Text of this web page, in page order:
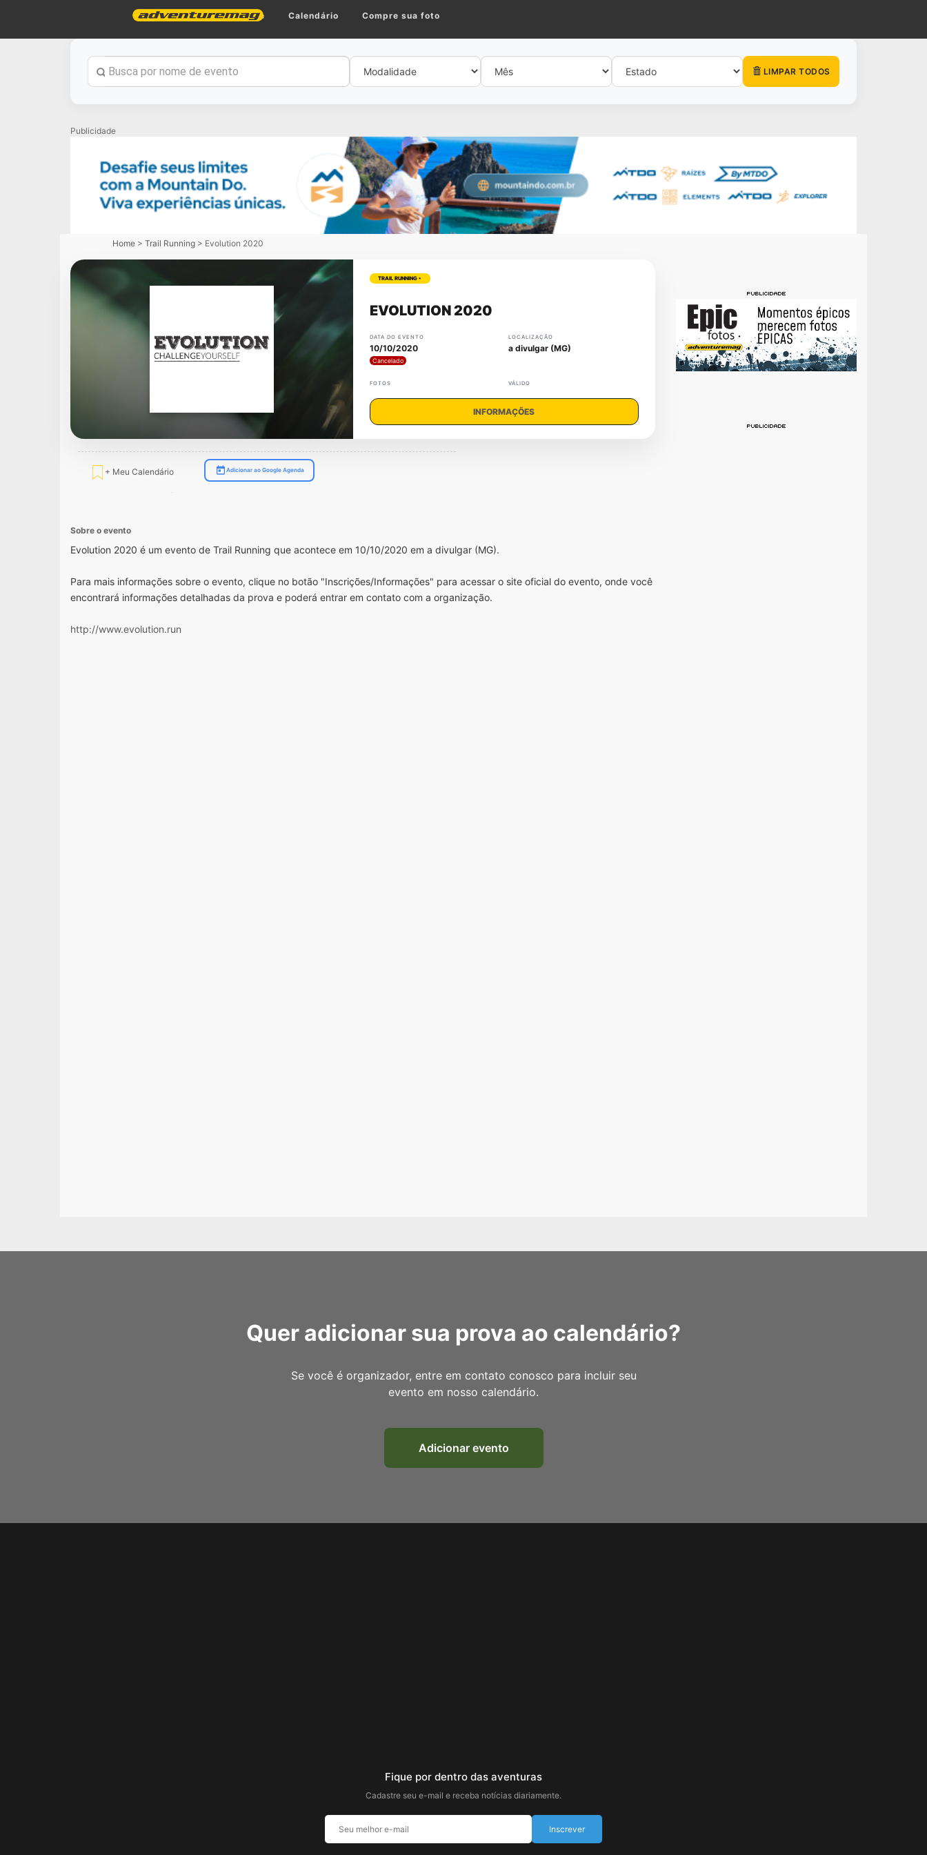
Home Calendário Compre sua foto
LIMPAR TODOS
Publicidade
Home > Trail Running > Evolution 2020
TRAIL RUNNING •
EVOLUTION 2020
DATA DO EVENTO
10/10/2020
Cancelado
LOCALIZAÇÃO
a divulgar (MG)
FOTOS VÁLIDO
INFORMAÇÕES
+ Meu Calendário Adicionar ao Google Agenda
Sobre o evento
Evolution 2020 é um evento de Trail Running que acontece em 10/10/2020 em a divulgar (MG).
Para mais informações sobre o evento, clique no botão "Inscrições/Informações" para acessar o site oficial do evento, onde você
encontrará informações detalhadas da prova e poderá entrar em contato com a organização.
http://www.evolution.run
Quer adicionar sua prova ao calendário?
Se você é organizador, entre em contato conosco para incluir seu
evento em nosso calendário.
Adicionar evento
Fique por dentro das aventuras
Cadastre seu e-mail e receba notícias diariamente.
Inscrever